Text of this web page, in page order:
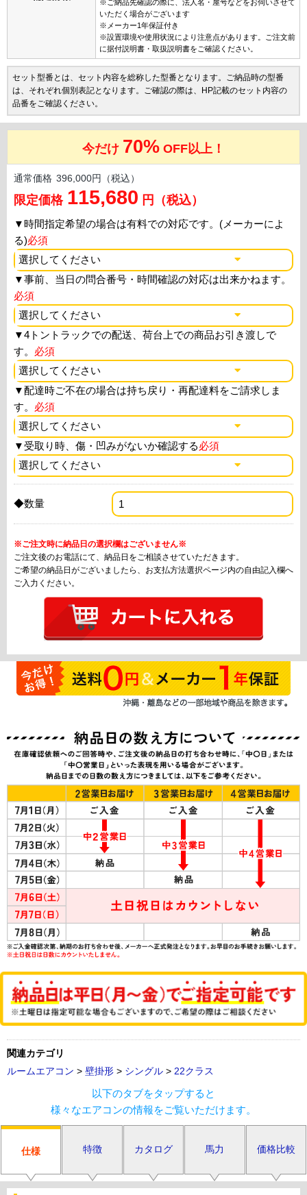
※ご納品先確認の際に、法人名・屋号などをお伺いさせて
いただく場合がございます
※メーカー1年保証付き
※設置環境や使用状況により注意点があります。ご注文前
に据付説明書・取扱説明書をご確認ください。
セット型番とは、セット内容を総称した型番となります。ご納品時の型番
は、それぞれ個別表記となります。ご確認の際は、HP記載のセット内容の
品番をご確認ください。
今だけ 70% OFF以上！
通常価格 396,000円（税込）
限定価格 115,680 円（税込）
▼時間指定希望の場合は有料での対応です。(メーカーによ
る)必須
▼事前、当日の問合番号・時間確認の対応は出来かねます。
必須
▼4トントラックでの配送、荷台上での商品お引き渡しで
す。 必須
▼配達時ご不在の場合は持ち戻り・再配達料をご請求しま
す。 必須
▼ 受取り時、傷・凹みがないか確認する必須
◆数量
※ご注文時に納品日の選択欄はございません※
ご注文後のお電話にて、納品日をご相談させていただきます。
ご希望の納品日がございましたら、お支払方法選択ページ内の自由記入欄へ
ご入力ください。
関連カテゴリ
ルームエアコン > 壁掛形 > シングル > 22クラス
以下のタブをタップすると
様々なエアコンの情報をご覧いただけます。
仕様 特徴 カタログ 馬力 価格比較